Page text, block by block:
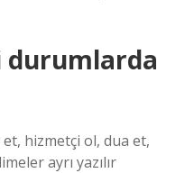
durumlarda
hizmetçi ol, dua et,
ayrı yazılır